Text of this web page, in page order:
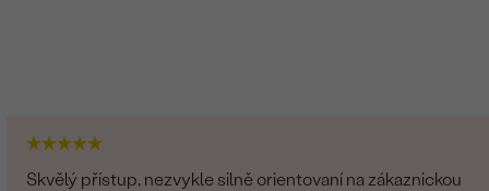
Skvělý přístup, nezvykle silně orientovaní na zákaznickou